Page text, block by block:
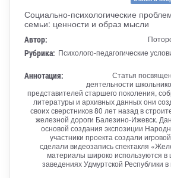
Социально-психологические
семьи: ценности и образ мысли
Автор:
Рубрика: Психолого-педагогические
Аннотация:
Статья
деятельности
представителей старшего поколения,
литературы и архивных данных они
своих сверстников 80 лет назад в
железной дороги Балезино-Ижевск.
основой создания экспозиции
участники проекта создали
сделали видеозапись спектакля
материалы широко используются в
заведениях Удмуртской Республики